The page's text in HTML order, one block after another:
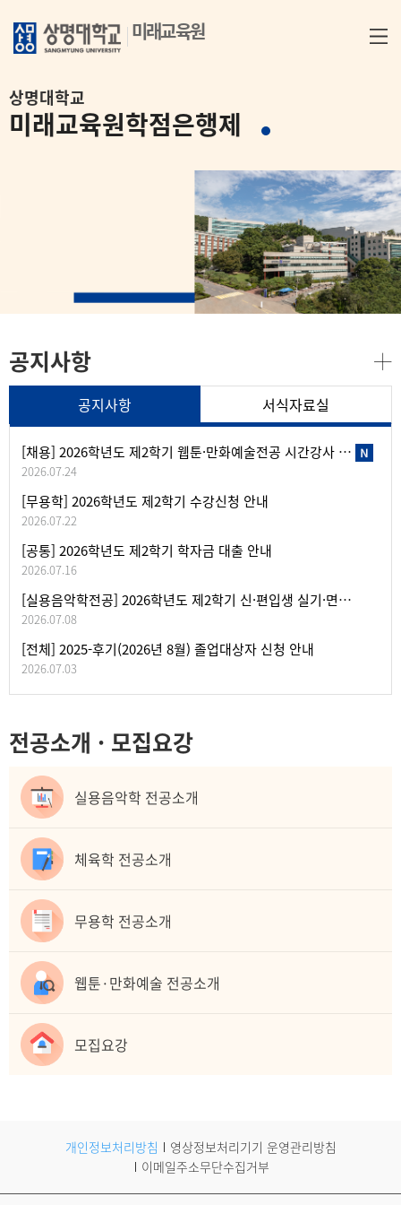
미래교육원
상명대학교
미래교육원학점은행제
공지사항
공지사항
[채용] 2026학년도 제2학기 웹툰·만화예술전공 시간강사 채용 공고
2026.07.24
[무용학] 2026학년도 제2학기 수강신청 안내
2026.07.22
[공통] 2026학년도 제2학기 학자금 대출 안내
2026.07.16
[실용음악학전공] 2026학년도 제2학기 신·편입생 실기·면접고사(1차) 안내
2026.07.08
[전체] 2025-후기(2026년 8월) 졸업대상자 신청 안내
2026.07.03
서식자료실
전공소개 · 모집요강
실용음악학 전공소개
체육학 전공소개
무용학 전공소개
웹툰·만화예술 전공소개
모집요강
개인정보처리방침
영상정보처리기기 운영관리방침
이메일주소무단수집거부